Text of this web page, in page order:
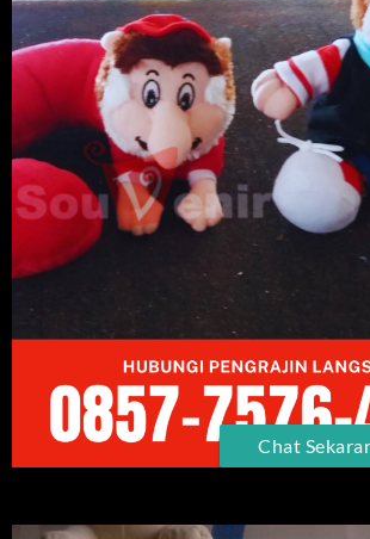
Chat